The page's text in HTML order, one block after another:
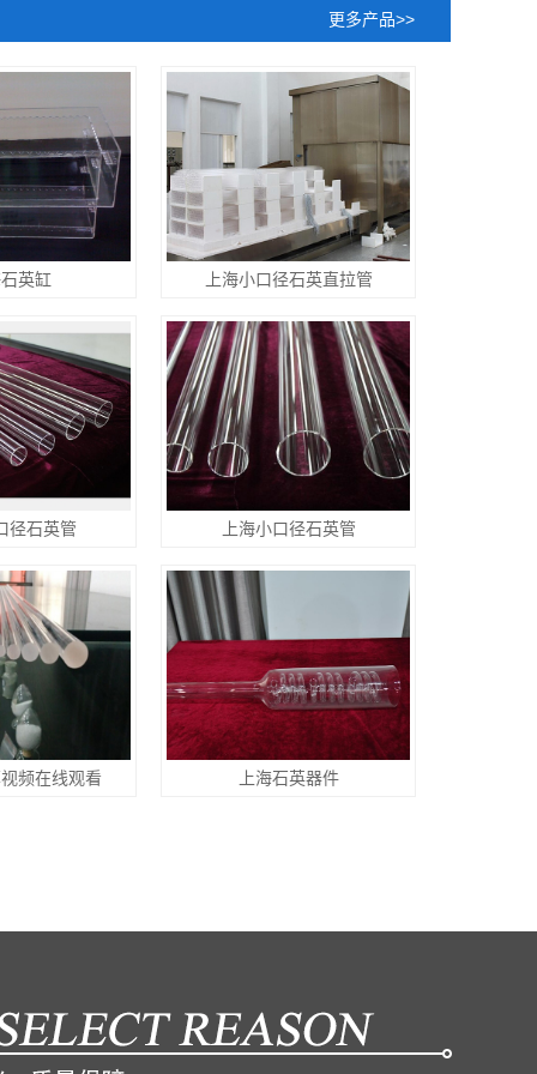
更多产品>>
英缸 上海小口径石英直拉管
径石英管 上海小口径石英管
频在线观看 上海石英器件